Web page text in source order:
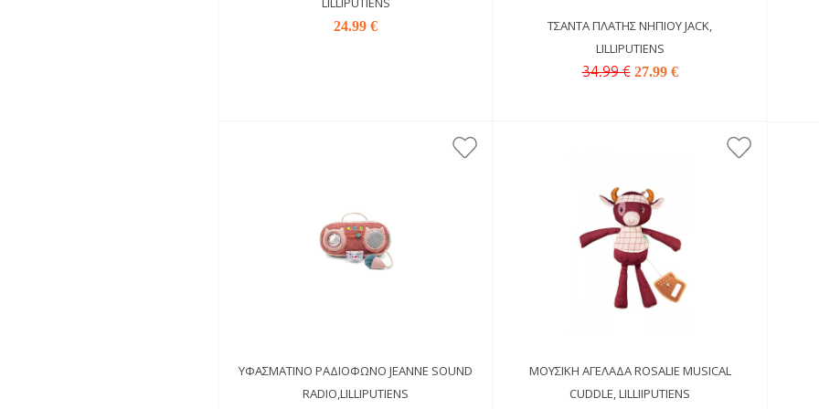
24.99 €
ΤΣΆΝΤΑ ΠΛΆΤΗΣ ΝΗΠΊΟΥ JACK,
LILLIPUTIENS
34.99 € 27.99 €
ΥΦΑΣΜΆΤΙΝΟ ΡΑΔΙΌΦΩΝΟ JEANNE SOUND
RADIO,LILLIPUTIENS
ΜΟΥΣΙΚΉ ΑΓΕΛΆΔΑ ROSALIE MUSICAL
CUDDLE, LILLIIPUTIENS